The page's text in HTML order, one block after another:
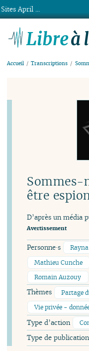
Accueil Transcriptions
Sommes-
être
D’après un média
Avertissement
Personne·s
Mathieu Cunche
Romain Auzouy
Thèmes
Partage
Vie privée -
Type d’action
Type de publication
Sites April ...